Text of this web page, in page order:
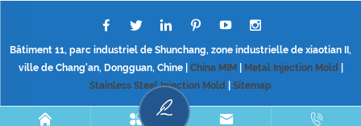
Bâtiment 11, parc industriel de Shunchang, zone industrielle de xiaotian II,
ville de Chang'an, Dongguan, Chine | China MIM| Metal Injection Mold
Stainless Steel Injection Mold
Sitemap